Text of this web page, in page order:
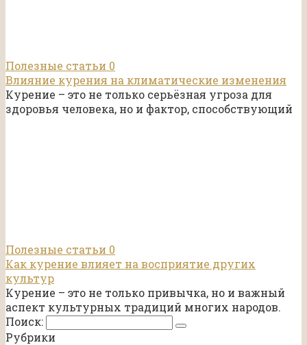
Полезные статьи 0
Влияние курения на климатические изменения
Курение – это не только серьёзная угроза для
здоровья человека, но и фактор, способствующий
Полезные статьи 0
Как курение влияет на восприятие других
культур
Курение – это не только привычка, но и важный
аспект культурных традиций многих народов.
Поиск:
Рубрики